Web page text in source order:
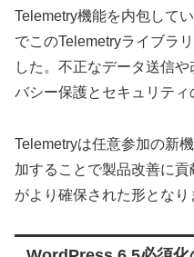
Telemetry機能を内包して
でこのTelemetryライブラ
した。不正なデータ送信
バシー保護とセキュリティ
Telemetryは任意参加の新
加することで製品改善に
がより確保された形となり